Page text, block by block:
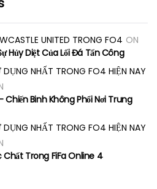
UNITED TRONG FO4 ON
Hủy Diệt Của Lối Đá Tấn Công
NHẤT TRONG FO4 HIỆN NAY
Chiến Binh Không Phổi Nơi Trung
NHẤT TRONG FO4 HIỆN NAY
Chất Trong FiFa Online 4